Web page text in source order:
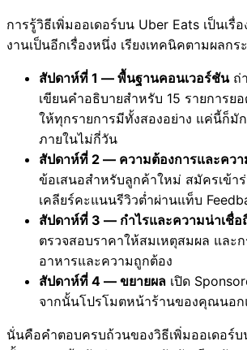
การรู้วิธีเพิ่มออเดอร์บน Uber Eats เป็นเรื่
งานเป็นอีกเรื่องหนึ่ง เรียงเทคนิคตามผลกร
สัปดาห์ที่ 1 — พื้นฐานคอนเวอร์ชันถ่
เขียนคำอธิบายสำหรับ 15 รายการย
ให้ทุกรายการมีทั้งสองอย่าง แค่นี้ก็มั
ภายในไม่กี่วัน
สัปดาห์ที่ 2 — ความต้องการและควา
ข้อเสนอสำหรับลูกค้าใหม่ สมัครเข้า
เคลียร์คะแนนรีวิวต่ำผ่านแท็บ
สัปดาห์ที่ 3 — กำไรและความน่าเชื่อ
ตรวจสอบราคาให้สมเหตุสมผล และก
อาหารและความถูกต้อง
สัปดาห์ที่ 4 — ขยายผล เปิด
จากนั้นโปรโมตหน้าร้านของคุณนอ
นั่นคือคำตอบครบถ้วนของวิธีเพิ่มออเดอร์